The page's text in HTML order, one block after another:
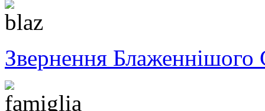
Звернення Блаженнішого